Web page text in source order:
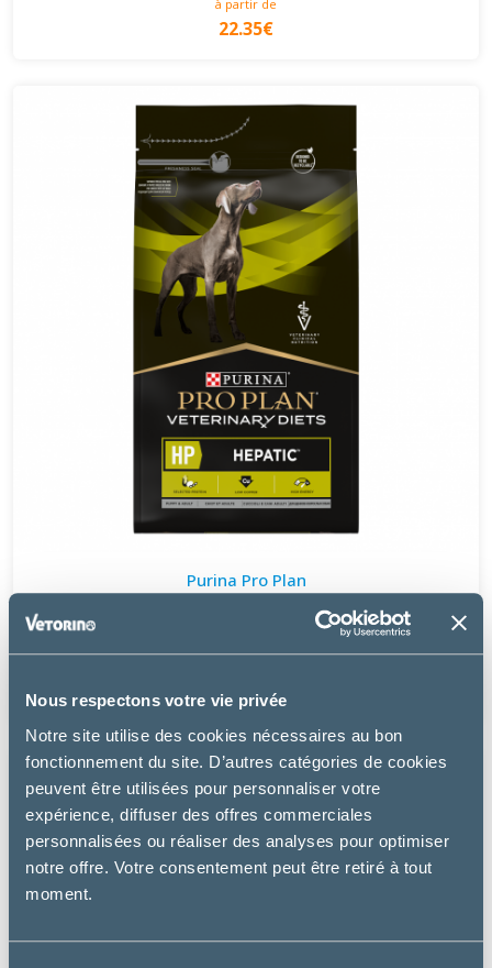
Nous respectons votre vie privée
Notre site utilise des cookies nécessaires au bon
fonctionnement du site. D’autres catégories de cookies
peuvent être utilisées pour personnaliser votre
expérience, diffuser des offres commerciales
personnalisées ou réaliser des analyses pour optimiser
notre offre. Votre consentement peut être retiré à tout
moment.
à partir de
22.35€
Purina Pro Plan
CANINE HP HEPATIC - CHIEN
33.99€